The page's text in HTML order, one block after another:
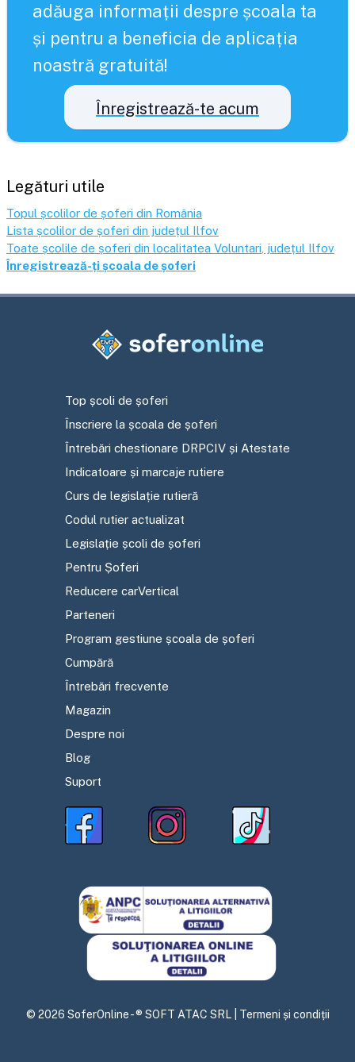
adăuga informații despre școala ta
și pentru a beneficia de aplicația
noastră gratuită!
Înregistrează-te acum
Legături utile
Topul școlilor de șoferi din România
Lista școlilor de șoferi din județul Ilfov
Toate școlile de șoferi din localitatea Voluntari , județul Ilfov
Înregistrează-ți școala de șoferi
Top școli de șoferi
Înscriere la școala de șoferi
Întrebări chestionare DRPCIV și Atestate
Indicatoare și marcaje rutiere
Curs de legislație rutieră
Codul rutier actualizat
Legislație școli de șoferi
Pentru Șoferi
Reducere carVertical
Parteneri
Program gestiune școala de șoferi
Cumpără
Întrebări frecvente
Magazin
Despre noi
Blog
Suport
© 2026 SoferOnline - ® SOFT ATAC SRL | Termeni și condiții